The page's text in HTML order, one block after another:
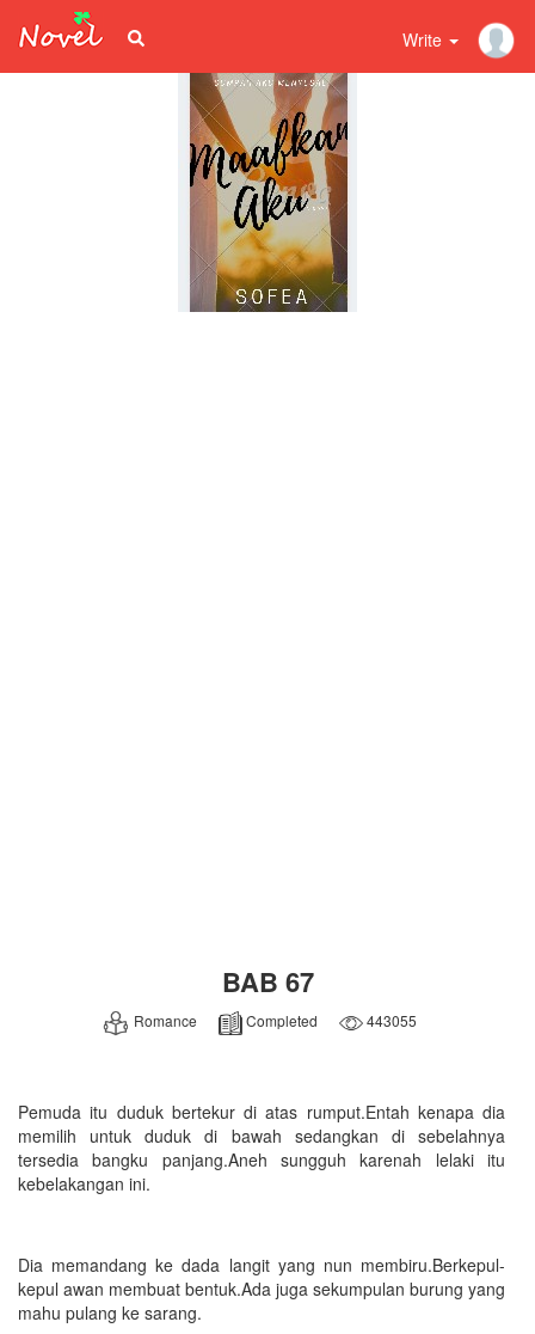
Write
BAB 67
Romance Completed 443055
Pemuda itu duduk bertekur di atas rumput.Entah kenapa dia
memilih untuk duduk di bawah sedangkan di sebelahnya
tersedia bangku panjang.Aneh sungguh karenah lelaki itu
kebelakangan ini.
Dia memandang ke dada langit yang nun membiru.Berkepul-
kepul awan membuat bentuk.Ada juga sekumpulan burung yang
mahu pulang ke sarang.